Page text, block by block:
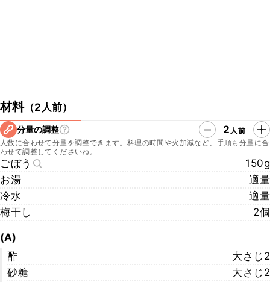
材料（2人前）
分量の調整 2 人前
人数に合わせて分量を調整できます。料理の時間や火加減など、手順も分量に合
わせて調整してくださいね。
ごぼう
150g
お湯
適量
冷水
適量
梅干し
2個
(A)
酢
大さじ2
砂糖
大さじ2